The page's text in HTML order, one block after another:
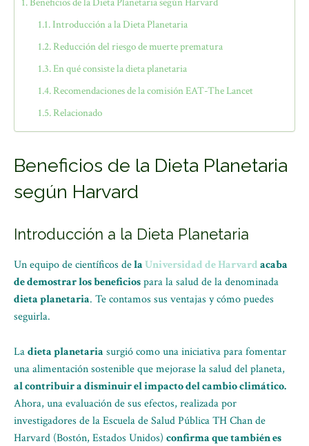
Introducción a la Dieta Planetaria
Reducción del riesgo de muerte prematura
En qué consiste la dieta planetaria
Recomendaciones de la comisión EAT-The Lancet
Relacionado
Beneficios de la Dieta Planetaria
según Harvard
Introducción a la Dieta Planetaria
Un equipo de científicos dela Universidad de Harvardacaba
de demostrar los beneficiospara la salud de la denominada
dieta planetaria. Te contamos sus ventajas y cómo puedes
seguirla.
Ladieta planetaria surgió como una iniciativa para fomentar
una alimentación sostenible que mejorase la salud del planeta,
al contribuir a disminuir el impacto del cambio climático.
Ahora, una evaluación de sus efectos, realizada por
investigadores de la Escuela de Salud Pública TH Chan de
Harvard (Bostón, Estados Unidos) confirma que también es